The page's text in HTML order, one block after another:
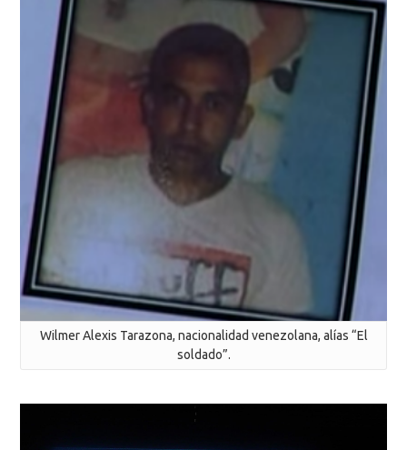
Wilmer Alexis Tarazona, nacionalidad venezolana, alías “El
soldado”.